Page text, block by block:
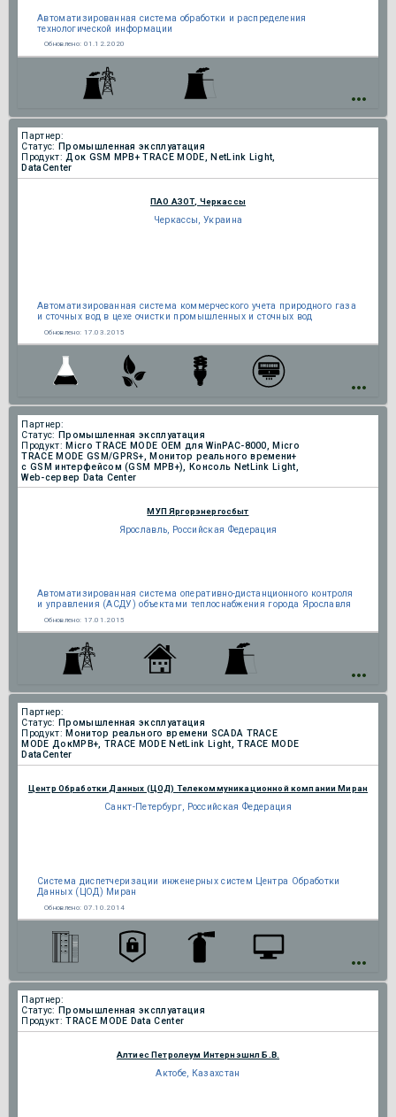
Автоматизированная система обработки и распределения
технологической информации
Обновлено: 01.12.2020
Партнер:
Статус: Промышленная эксплуатация
Продукт:Док GSM МРВ+ TRACE MODE, NetLink Light,
DataCenter
ПАО АЗОТ, Черкассы
Черкассы, Украина
Автоматизированная система коммерческого учета природного газа
и сточных вод в цехе очистки промышленных и сточных вод
Обновлено: 17.03.2015
Партнер:
Статус: Промышленная эксплуатация
Продукт:Micro TRACE MODE OEM для WinPAC-8000, Micro
TRACE MODE GSM/GPRS+, Монитор реального времени+
c GSM интерфейсом (GSM МРВ+), Консоль NetLink Light,
Web-сервер Data Center
МУП Яргорэнергосбыт
Ярославль, Российская Федерация
Автоматизированная система оперативно-дистанционного контроля
и управления (АСДУ) объектами теплоснабжения города Ярославля
Обновлено: 17.01.2015
Партнер:
Статус: Промышленная эксплуатация
Продукт:Монитор реального времени SCADA TRACE
MODE ДокМРВ+, TRACE MODE NetLink Light, TRACE MODE
DataCenter
Центр Обработки Данных (ЦОД) Телекоммуникационной компании Миран
Санкт-Петербург, Российская Федерация
Система диспетчеризации инженерных систем Центра Обработки
Данных (ЦОД) Миран
Обновлено: 07.10.2014
Партнер:
Статус: Промышленная эксплуатация
Продукт:TRACE MODE Data Center
Алтиес Петролеум Интернэшнл Б.В.
Актобе, Казахстан